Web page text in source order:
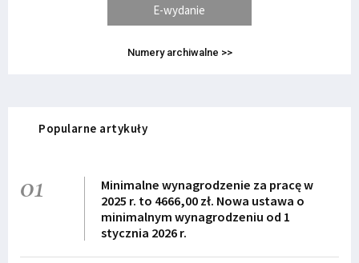
E-wydanie
Numery archiwalne >>
Popularne artykuły
01
Minimalne wynagrodzenie za pracę w
2025 r. to 4666,00 zł. Nowa ustawa o
minimalnym wynagrodzeniu od 1
stycznia 2026 r.